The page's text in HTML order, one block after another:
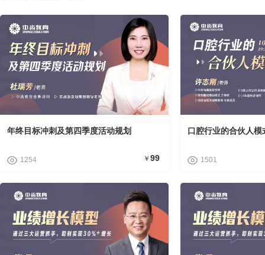
年终目标冲刺及第四季度活动规划
1254 ￥ 99
口腔行业的合伙人模
1501